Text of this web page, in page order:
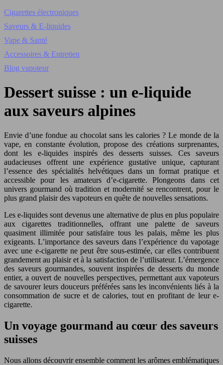
Cigarettes électroniques
Saveurs & E-liquides
Vape & Santé
Accessoires & Entretien
Blog vapoteur
Dessert suisse : un e-liquide
aux saveurs alpines
Envie d’une fondue au chocolat sans les calories ? Le monde de la
vape, en constante évolution, propose des créations surprenantes,
dont les e-liquides inspirés des desserts suisses. Ces saveurs
audacieuses offrent une expérience gustative unique, capturant
l’essence des spécialités helvétiques dans un format pratique et
accessible pour les amateurs d’e-cigarette. Plongeons dans cet
univers gourmand où tradition et modernité se rencontrent, pour le
plus grand plaisir des vapoteurs en quête de nouvelles sensations.
Les e-liquides sont devenus une alternative de plus en plus populaire
aux cigarettes traditionnelles, offrant une palette de saveurs
quasiment illimitée pour satisfaire tous les palais, même les plus
exigeants. L’importance des saveurs dans l’expérience du vapotage
avec une e-cigarette ne peut être sous-estimée, car elles contribuent
grandement au plaisir et à la satisfaction de l’utilisateur. L’émergence
des saveurs gourmandes, souvent inspirées de desserts du monde
entier, a ouvert de nouvelles perspectives, permettant aux vapoteurs
de savourer leurs douceurs préférées sans les inconvénients liés à la
consommation de sucre et de calories, tout en profitant de leur e-
cigarette.
Un voyage gourmand au cœur des saveurs
suisses
Nous allons découvrir ensemble comment les arômes emblématiques